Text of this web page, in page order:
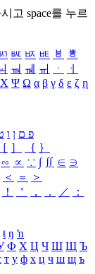
고 space를 누르
ㅵ ㅶ ㅷ ㅸ
ㅹ
ㆊ ㆋ ㆌ ㆍ
ㆎ
Χ Ψ Ω α β γ δ ε ζ η
פ ם ן ו
［ ］ ｛ ｝
∽ ∝ ∵ ∫ ∬ ∈ ∋
＜ ＝
＞
！ ＇ ， ． ／
：
ŧ ŋ ŉ
Ф Х Ц Ч Ш Щ Ъ
т у ф х ц ч ш щ ъ